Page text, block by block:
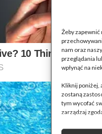
Żeby
nam oraz
przeglądania
wpłynąć na
Kliknij poniżej,
zostaną
tym wycofać
zarządzaj